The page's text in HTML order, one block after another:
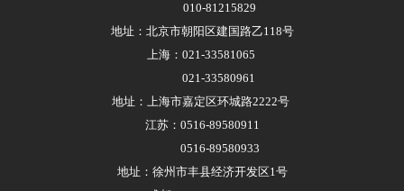
010-81215829
地址：北京市朝阳区建国路乙118号
上海：021-33581065
021-33580961
地址：上海市嘉定区环城路2222号
江苏：0516-89580911
0516-89580933
地址：徐州市丰县经济开发区1号